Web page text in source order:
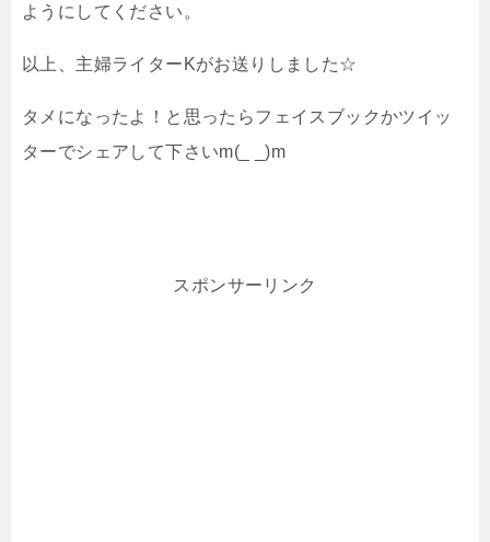
ようにしてください。
以上、主婦ライターKがお送りしました☆
タメになったよ！と思ったらフェイスブックかツイッ
ターでシェアして下さいm(_ _)m
スポンサーリンク